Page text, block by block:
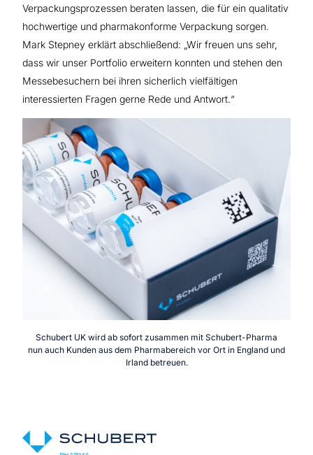
Verpackungsprozessen beraten lassen, die für ein qualitativ
hochwertige und pharmakonforme Verpackung sorgen.
Mark Stepney erklärt abschließend: „Wir freuen uns sehr,
dass wir unser Portfolio erweitern konnten und stehen den
Messebesuchern bei ihren sicherlich vielfältigen
interessierten Fragen gerne Rede und Antwort.“
Schubert UK wird ab sofort zusammen mit Schubert-Pharma
nun auch Kunden aus dem Pharmabereich vor Ort in England und
Irland betreuen.